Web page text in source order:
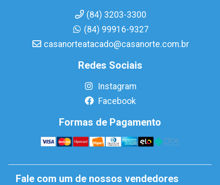
(84) 3203-3300
(84) 99916-9327
casanorteatacado@casanorte.com.br
Redes Sociais
Instagram
Facebook
Formas de Pagamento
Fale com um de nossos vendedores